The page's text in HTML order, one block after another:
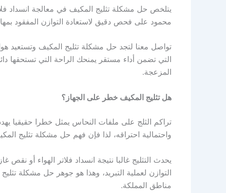
يتلخص حل مشكلة تثليج المكيف في معالجة انسداد
محمود على فحص دقيق لاستعادة التوازن المفقود
تواصل معنا لتجد حل مشكلة تثليج المكيف وتستعيد
التي تضمن أداء مستقر يمنحك الراحة التي تستحقها
المزعجة.
هل تثليج المكيف خطر على الجهاز؟
تراكم الثلج على ملفات النحاس يمثل خطرا حقيقيا
واحتمالية احتراقه، لذا فإن فهم حل مشكلة تثليج
يحدث التثليج غالبا نتيجة انسداد فلاتر الهواء أو
التوازن لعملية التبريد، وهذا هو جوهر حل مشكلة
مناطق المملكة.